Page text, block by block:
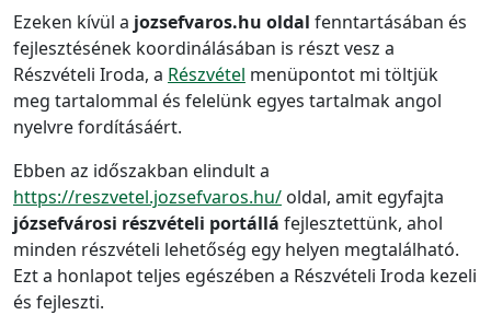
Ezeken kívül a jozsefvaros.hu oldal fenntartásában és
fejlesztésének koordinálásában is részt vesz a
Részvételi Iroda, a Részvétel menüpontot mi töltjük
meg tartalommal és felelünk egyes tartalmak angol
nyelvre fordításáért.
Ebben az időszakban elindult a
https://reszvetel.jozsefvaros.hu/ oldal, amit egyfajta
józsefvárosi részvételi portállá fejlesztettünk, ahol
minden részvételi lehetőség egy helyen megtalálható.
Ezt a honlapot teljes egészében a Részvételi Iroda kezeli
és fejleszti.